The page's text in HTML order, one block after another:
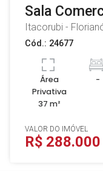
Sala
Itacorubi -
Cód.: 24677
Área
Privativa
37 m²
-
VALOR DO IMÓVEL
R$ 288.000